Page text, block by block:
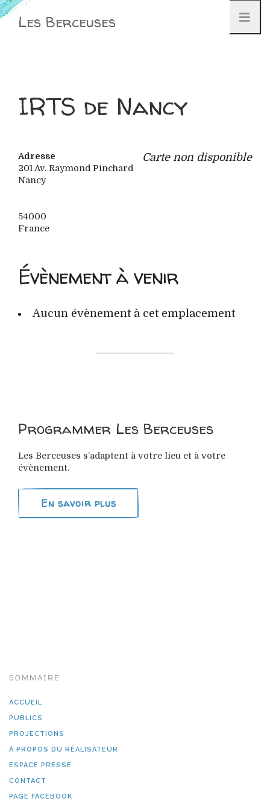
Aller
au
Les Berceuses
IRTS de Nancy
Carte non disponible
Adresse
201 Av. Raymond Pinchard
Nancy
54000
France
Évènement à venir
Aucun évènement à cet emplacement
Programmer Les Berceuses
Les Berceuses s’adaptent à votre lieu et à votre
évènement.
En savoir plus
SOMMAIRE
ACCUEIL
PUBLICS
PROJECTIONS
À PROPOS DU RÉALISATEUR
ESPACE PRESSE
CONTACT
PAGE FACEBOOK